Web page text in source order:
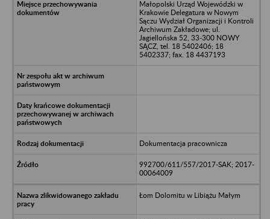
Małopolski Urząd Wojewódzki w
Krakowie Delegatura w Nowym
Sączu Wydział Organizacji i Kontroli
Archiwum Zakładowe; ul.
Jagiellońska 52, 33-300 NOWY
SĄCZ, tel. 18 5402406; 18
5402337; fax. 18 4437193
Dokumentacja pracownicza
992700/611/557/2017-SAK; 2017-
00064009
Łom Dolomitu w Libiążu Małym